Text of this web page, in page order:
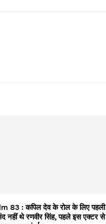
83 : कपिल देव के रोल के लिए पहली
नहीं थे रणवीर सिंह, पहले इस एक्टर से